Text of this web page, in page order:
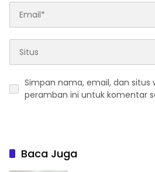
Simpan nama, email, dan situs
peramban ini untuk komentar
Baca Juga